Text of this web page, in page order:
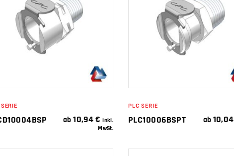
IN DEN
WARENKORB
ab10,94€ inkl.
MwSt.
IN DEN
WARENKORB
PLC SERIE
PLC10006BSPT ab 10,04